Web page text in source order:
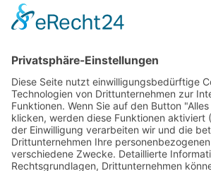
030 / 4000 56 32
Imprint
Datenschutz
Impressum